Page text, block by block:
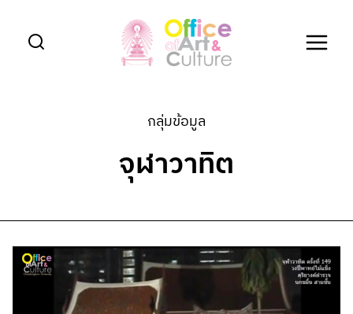
content
กลุ่มข้อมูล
จุฬาวาทิต